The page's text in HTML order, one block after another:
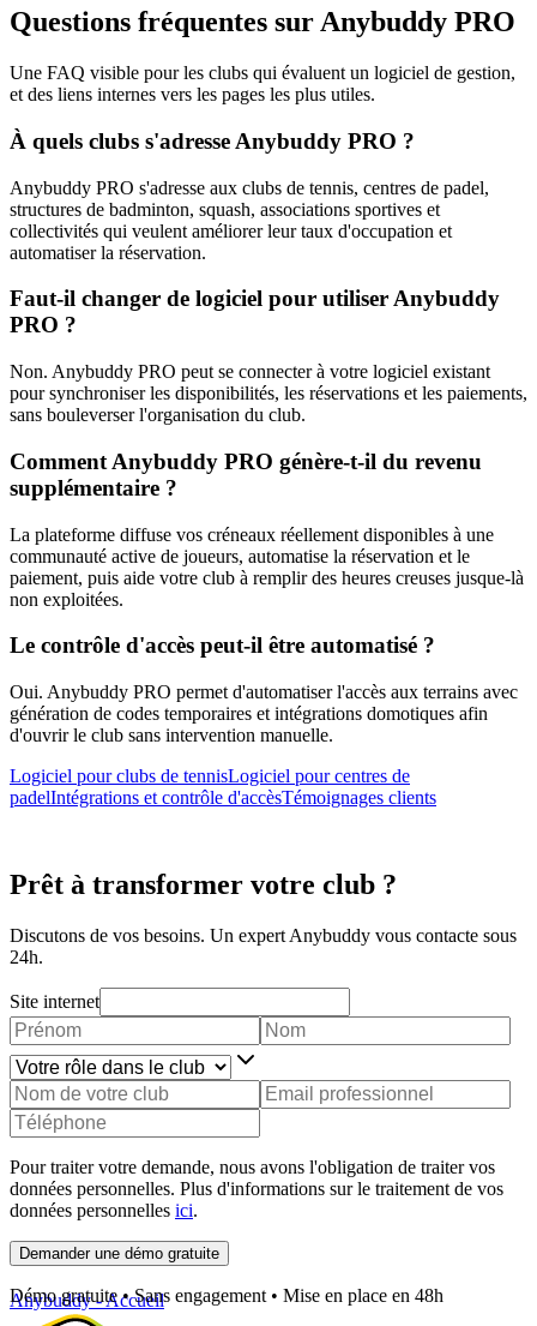
Questions fréquentes sur Anybuddy PRO
Une FAQ visible pour les clubs qui évaluent un logiciel de gestion,
et des liens internes vers les pages les plus utiles.
À quels clubs s'adresse Anybuddy PRO ?
Anybuddy PRO s'adresse aux clubs de tennis, centres de padel,
structures de badminton, squash, associations sportives et
collectivités qui veulent améliorer leur taux d'occupation et
automatiser la réservation.
Faut-il changer de logiciel pour utiliser Anybuddy
PRO ?
Non. Anybuddy PRO peut se connecter à votre logiciel existant
pour synchroniser les disponibilités, les réservations et les paiements,
sans bouleverser l'organisation du club.
Comment Anybuddy PRO génère-t-il du revenu
supplémentaire ?
La plateforme diffuse vos créneaux réellement disponibles à une
communauté active de joueurs, automatise la réservation et le
paiement, puis aide votre club à remplir des heures creuses jusque-là
non exploitées.
Le contrôle d'accès peut-il être automatisé ?
Oui. Anybuddy PRO permet d'automatiser l'accès aux terrains avec
génération de codes temporaires et intégrations domotiques afin
d'ouvrir le club sans intervention manuelle.
Logiciel pour clubs de tennisLogiciel pour centres de
padelIntégrations et contrôle d'accèsTémoignages clients
Prêt à transformer votre club ?
Discutons de vos besoins. Un expert Anybuddy vous contacte sous
24h.
Site internet
Pour traiter votre demande, nous avons l'obligation de traiter vos
données personnelles. Plus d'informations sur le traitement de vos
données personnelles ici.
Demander une démo gratuite
Démo gratuite • Sans engagement • Mise en place en 48h
Anybuddy - Accueil